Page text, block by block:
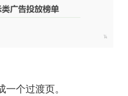
个过渡页。